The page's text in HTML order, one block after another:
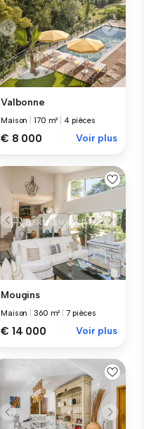
Valbonne
Maison |170 m² 4 pièces
€ 8 000 Voir plus
Mougins
Maison |360 m² |7 pièces
€ 14 000 Voir plus